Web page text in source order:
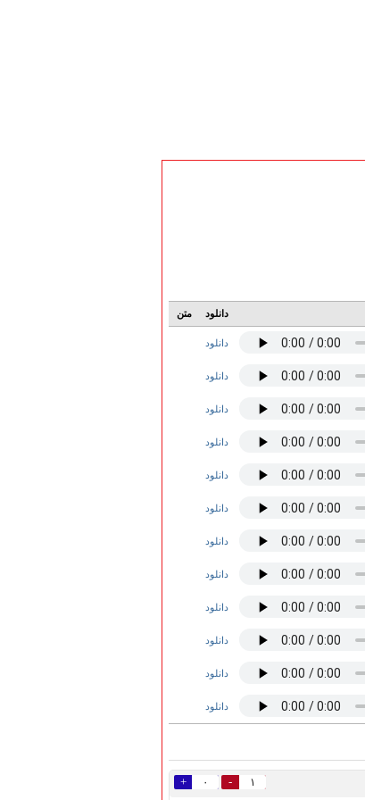
دانلود متن
دانلود
دانلود
دانلود
دانلود
دانلود
دانلود
دانلود
دانلود
دانلود
دانلود
دانلود
دانلود
۰ + ۱ -